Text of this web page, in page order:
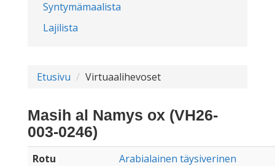
Syntymämaalista
Lajilista
Etusivu Virtuaalihevoset
Masih al Namys ox (VH26-
003-0246)
Rotu
Arabialainen täysiverinen